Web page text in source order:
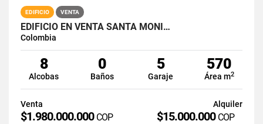
EDIFICIO VENTA
EDIFICIO EN VENTA SANTA MONI…
Colombia
8
Alcobas
0
Baños
5
Garaje
570
Área m2
Venta
$1.980.000.000 COP
Alquiler
$15.000.000 COP